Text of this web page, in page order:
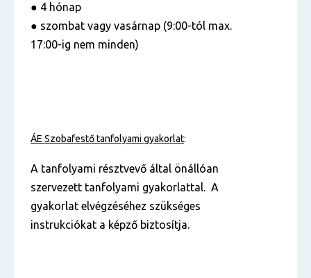
● 4 hónap
● szombat vagy vasárnap (9:00-tól max.
17:00-ig nem minden)
ÁE Szobafestő tanfolyami gyakorlat:
A tanfolyami résztvevő által önállóan
szervezett tanfolyami gyakorlattal. A
gyakorlat elvégzéséhez szükséges
instrukciókat a képző biztosítja.